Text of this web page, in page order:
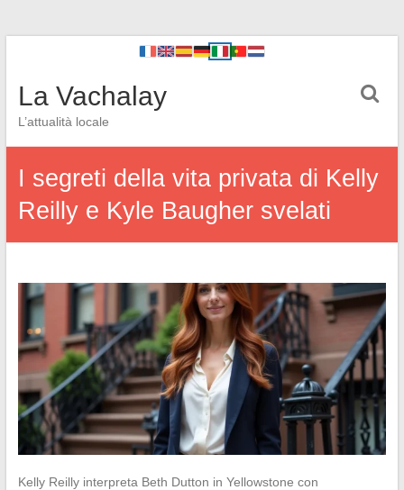
La Vachalay
L’attualità locale
I segreti della vita privata di Kelly
Reilly e Kyle Baugher svelati
Kelly Reilly interpreta Beth Dutton in Yellowstone con